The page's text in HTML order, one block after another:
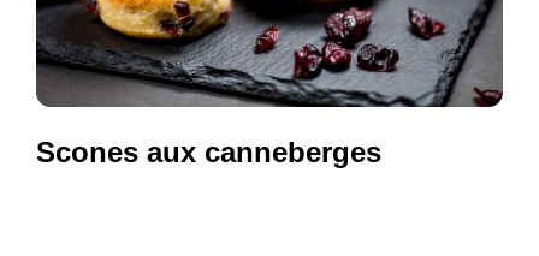
Scones aux canneberges